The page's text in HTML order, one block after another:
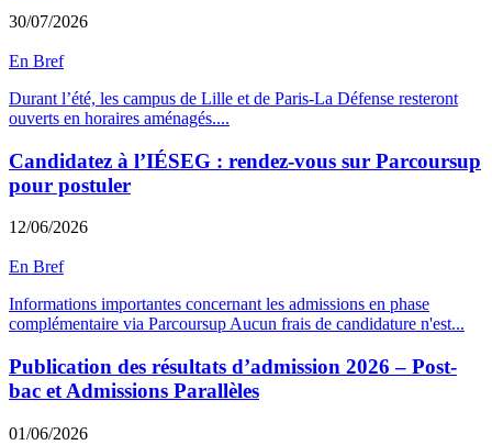
30/07/2026
En Bref
Durant l’été, les campus de Lille et de Paris-La Défense resteront
ouverts en horaires aménagés....
Candidatez à l’IÉSEG : rendez-vous sur Parcoursup
pour postuler
12/06/2026
En Bref
Informations importantes concernant les admissions en phase
complémentaire via Parcoursup Aucun frais de candidature n'est...
Publication des résultats d’admission 2026 – Post-
bac et Admissions Parallèles
01/06/2026